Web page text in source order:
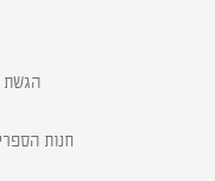
הגשת
חנות